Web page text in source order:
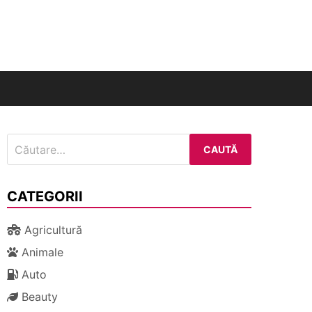
după:
CATEGORII
Agricultură
Animale
Auto
Beauty